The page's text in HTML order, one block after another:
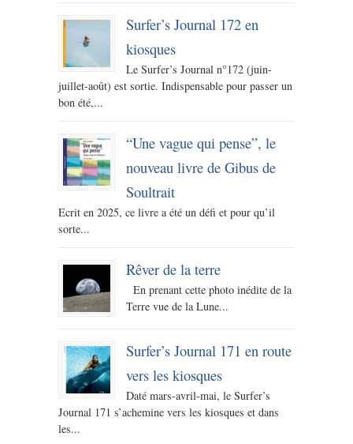
Surfer’s Journal 172 en
kiosques
Le Surfer’s Journal n°172 (juin-
juillet-août) est sortie. Indispensable pour passer un
bon été,...
“Une vague qui pense”, le
nouveau livre de Gibus de
Soultrait
Ecrit en 2025, ce livre a été un défi et pour qu’il
sorte...
Rêver de la terre
En prenant cette photo inédite de la
Terre vue de la Lune...
Surfer’s Journal 171 en route
vers les kiosques
Daté mars-avril-mai, le Surfer’s
Journal 171 s’achemine vers les kiosques et dans
les...